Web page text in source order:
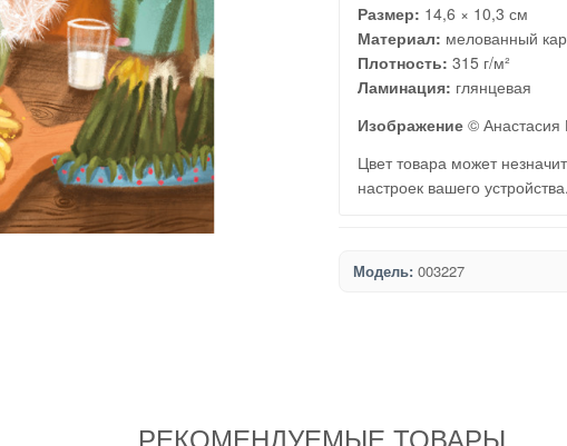
Размер: 14,6 × 10,3 см
Материал: мелованный
Плотность: 315 г/м²
Ламинация: глянцевая
Изображение ©
Цвет товара может
настроек вашего устройства.
Модель: 003227
РЕКОМЕНДУЕМЫЕ ТОВАРЫ